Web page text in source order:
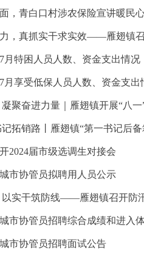
，青白口村涉农保险宣讲暖民
真抓实干求实效——雁翅镇召开2026年
月特困人员人数、资金支出情况
月享受低保人员人数、资金支出
聚奋进力量｜雁翅镇开展“八一”建
销路丨雁翅镇“第一书记后备箱”助
2024届市级选调生对接会
市协管员拟聘用人员公示
以实干筑防线——雁翅镇召开防
市协管员招聘综合成绩和进入
市协管员招聘面试公告